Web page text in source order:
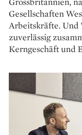
Gesellschaften
Arbeitskräfte. Und
zuverlässig
Kerngeschäft und